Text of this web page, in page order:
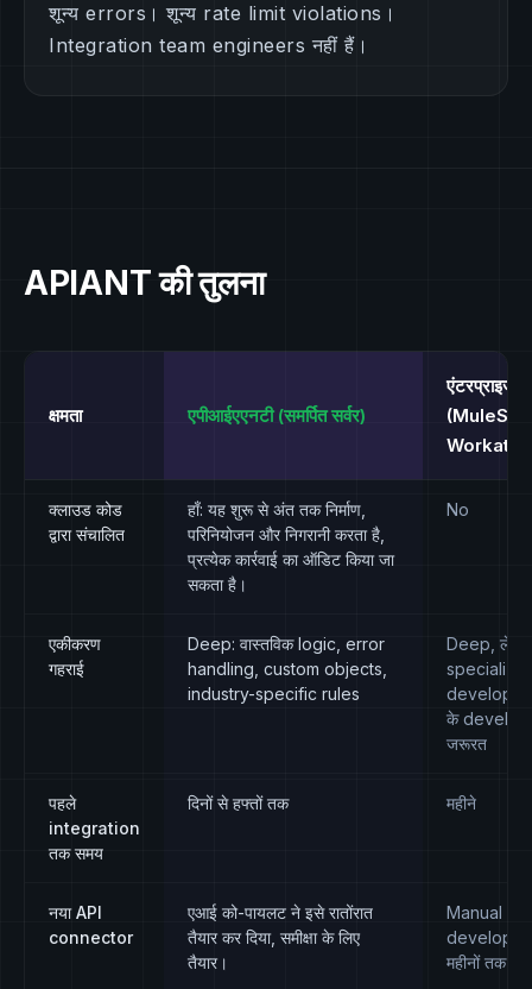
शून्य errors। शून्य rate limit violations।
Integration team engineers नहीं हैं।
APIANT की तुलना
क्षमता एपीआईएएनटी (समर्पित सर्वर)
एंटरप्राइज
Workato)
क्लाउड कोड
द्वारा संचालित
हाँ: यह शुरू से अंत तक निर्माण,
परिनियोजन और निगरानी करता है,
प्रत्येक कार्रवाई का ऑडिट किया जा
सकता है।
No
एकीकरण
गहराई
Deep: वास्तविक logic, error
handling, custom objects,
industry-specific rules
Deep,
के
जरूरत
पहले
integration
तक समय
दिनों से हफ्तों तक महीने
नया API
connector
एआई को-पायलट ने इसे रातोंरात
तैयार कर दिया, समीक्षा के लिए
तैयार।
Manual
महीनों तक)